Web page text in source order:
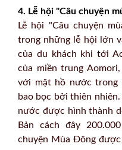
4. Lễ hội "Câu chuyện
Lễ hội "Câu chuyện
trong những lễ hội lớn
của du khách khi tới
của miền trung
với mặt hồ nước trong
bao bọc bởi thiên
nước được hình thành
Bản cách đây
chuyện Mùa Đông